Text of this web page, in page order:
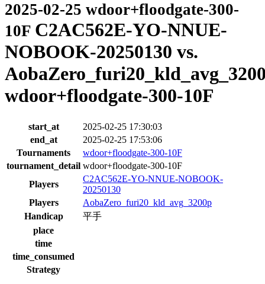
2025-02-25 wdoor+floodgate-300-
10F C2AC562E-YO-NNUE-
NOBOOK-20250130 vs.
wdoor+floodgate-300-10F
start_at
2025-02-25 17:30:03
end_at
2025-02-25 17:53:06
Tournaments
wdoor+floodgate-300-10F
tournament_detail wdoor+floodgate-300-10F
Players
C2AC562E-YO-NNUE-NOBOOK-
20250130
Players
AobaZero_furi20_kld_avg_3200p
Handicap
平手
place
time
time_consumed
Strategy